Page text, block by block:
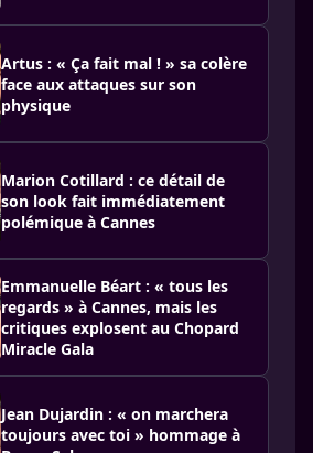
Artus : « Ça fait mal ! » sa colère
face aux attaques sur son
physique
Marion Cotillard : ce détail de
son look fait immédiatement
polémique à Cannes
Emmanuelle Béart : « tous les
regards » à Cannes, mais les
critiques explosent au Chopard
Miracle Gala
Jean Dujardin : « on marchera
toujours avec toi » hommage à